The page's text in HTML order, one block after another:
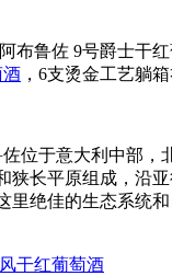
布鲁佐 9号爵士干
酒 ，6支烫金工艺躺
位于意大利中部
狭长平原组成，沿
里绝佳的生态系统
干红葡萄酒